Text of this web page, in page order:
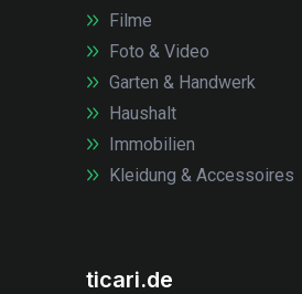
Filme
Foto & Video
Garten & Handwerk
Haushalt
Immobilien
Kleidung & Accessoires
ticari.de